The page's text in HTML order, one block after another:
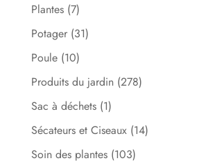
Plantes (7)
Potager (31)
Poule (10)
Produits du jardin (278)
Sac à déchets (1)
Sécateurs et Ciseaux (14)
Soin des plantes (103)